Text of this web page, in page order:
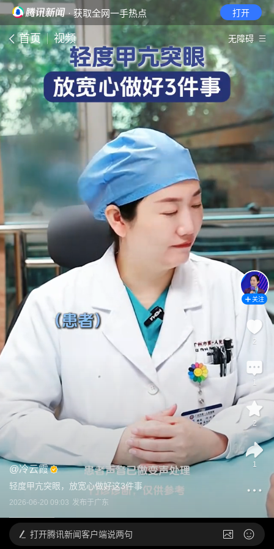
· 获取全网一手热点 打开
首页 视频 无障碍
@冷云霞
轻度甲亢突眼，放宽心做好这3件事
2026-06-20 09:03 发布于广东
关注
2
1
2
1
打开腾讯新闻客户端说两句